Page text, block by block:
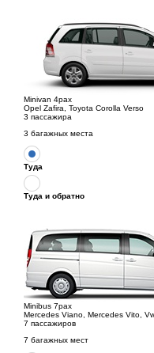
Minivan 4pax
Opel Zafira, Toyota Corolla Verso
3 пассажира
3 багажных места
Туда
Туда и обратно
Minibus 7pax
Mercedes Viano, Mercedes Vito,
7 пассажиров
7 багажных мест